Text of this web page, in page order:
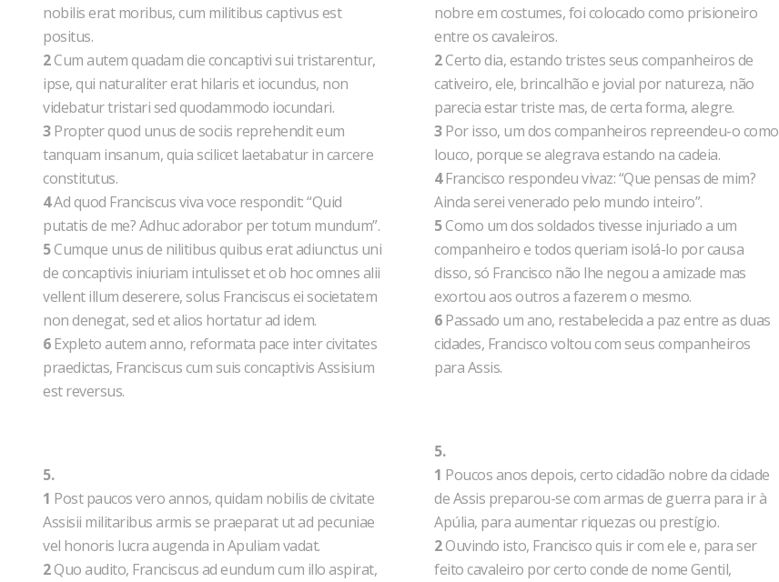
nobilis erat moribus, cum militibus captivus est
positus.
2Cum autem quadam die concaptivi sui tristarentur,
ipse, qui naturaliter erat hilaris et iocundus, non
videbatur tristari sed quodammodo iocundari.
3Propter quod unus de sociis reprehendit eum
tanquam insanum, quia scilicet laetabatur in carcere
constitutus.
4Ad quod Franciscus viva voce respondit: “Quid
putatis de me? Adhuc adorabor per totum mundum”.
5Cumque unus de nilitibus quibus erat adiunctus uni
de concaptivis iniuriam intulisset et ob hoc omnes alii
vellent illum deserere, solus Franciscus ei societatem
non denegat, sed et alios hortatur ad idem.
6Expleto autem anno, reformata pace inter civitates
praedictas, Franciscus cum suis concaptivis Assisium
est reversus.
5.
1 Post paucos vero annos, quidam nobilis de civitate
Assisii militaribus armis se praeparat ut ad pecuniae
vel honoris lucra augenda in Apuliam vadat.
2Quo audito, Franciscus ad eundum cum illo aspirat,
nobre em costumes, foi colocado como prisioneiro
entre os cavaleiros.
2Certo dia, estando tristes seus companheiros de
cativeiro, ele, brincalhão e jovial por natureza, não
parecia estar triste mas, de certa forma, alegre.
3Por isso, um dos companheiros repreendeu-o como
louco, porque se alegrava estando na cadeia.
4Francisco respondeu vivaz: “Que pensas de mim?
Ainda serei venerado pelo mundo inteiro”.
5Como um dos soldados tivesse injuriado a um
companheiro e todos queriam isolá-lo por causa
disso, só Francisco não lhe negou a amizade mas
exortou aos outros a fazerem o mesmo.
6Passado um ano, restabelecida a paz entre as duas
cidades, Francisco voltou com seus companheiros
para Assis.
5.
1 Poucos anos depois, certo cidadão nobre da cidade
de Assis preparou-se com armas de guerra para ir à
Apúlia, para aumentar riquezas ou prestígio.
2Ouvindo isto, Francisco quis ir com ele e, para ser
feito cavaleiro por certo conde de nome Gentil,